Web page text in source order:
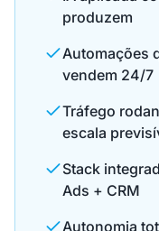
produzem
Automações
vendem 24/7
Tráfego
escala
Stack
Ads + CRM
Autonomia